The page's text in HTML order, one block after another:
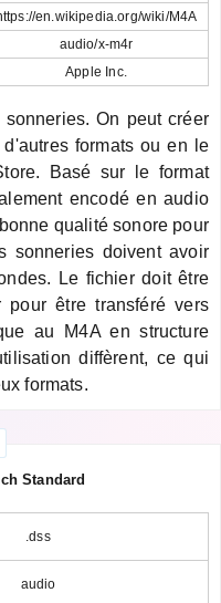
en.wikipedia.org/wiki/M4A
audio/x-m4r
Apple Inc.
On peut créer
formats ou en le
Basé sur le format
encodé en audio
qualité sonore pour
sonneries doivent avoir
Le fichier doit être
être transféré vers
au M4A en structure
diffèrent, ce qui
formats.
Standard
.dss
audio